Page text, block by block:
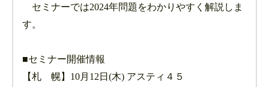
セミナーでは2024年問題をわかりやすく解説しま
す。
■セミナー開催情報
【札 幌】10月12日(木) アスティ４５